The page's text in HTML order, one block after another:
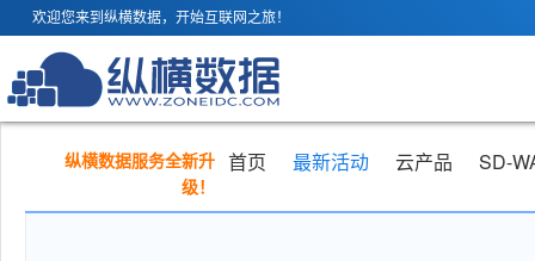
欢迎您来到纵横数据，开始互联网之旅！
首页 最新活动 云产品 SD-
纵横数据服务全新升
级！